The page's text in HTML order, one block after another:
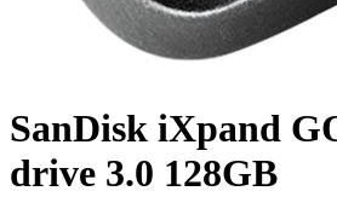
SanDisk iXpand
drive 3.0 128GB